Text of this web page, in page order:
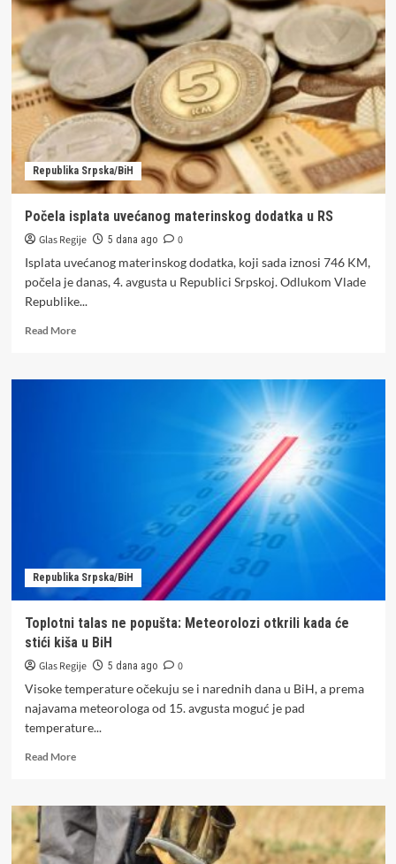
penzija
u
petak
Srpskoj
Republika Srpska/BiH
Počela isplata uvećanog materinskog dodatka u RS
Glas Regije 5 dana ago
0
Isplata uvećanog materinskog dodatka, koji sada iznosi 746 KM,
počela je danas, 4. avgusta u Republici Srpskoj. Odlukom Vlade
Republike...
Read MoreRead
Počela
Republika Srpska/BiH
Toplotni talas ne popušta: Meteorolozi otkrili kada će
stići kiša u BiH
Glas Regije 5 dana ago
0
Visoke temperature očekuju se i narednih dana u BiH, a prema
najavama meteorologa od 15. avgusta moguć je pad
temperature...
Read MoreRead
Toplotni
talas
ne
popušta: